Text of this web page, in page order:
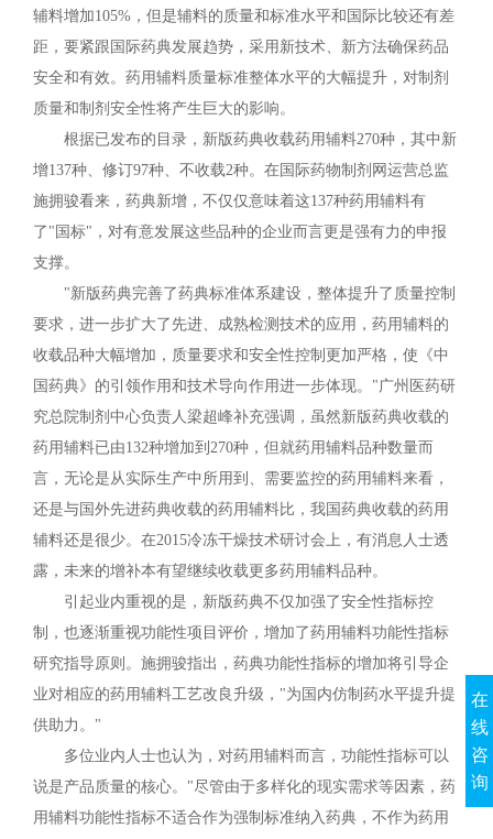
辅料增加105%，但是辅料的质量和标准水平和国际比较还有差
距，要紧跟国际药典发展趋势，采用新技术、新方法确保药品
安全和有效。药用辅料质量标准整体水平的大幅提升，对制剂
质量和制剂安全性将产生巨大的影响。
根据已发布的目录，新版药典收载药用辅料270种，其中新
增137种、修订97种、不收载2种。在国际药物制剂网运营总监
施拥骏看来，药典新增，不仅仅意味着这137种药用辅料有
了"国标"，对有意发展这些品种的企业而言更是强有力的申报
支撑。
"新版药典完善了药典标准体系建设，整体提升了质量控制
要求，进一步扩大了先进、成熟检测技术的应用，药用辅料的
收载品种大幅增加，质量要求和安全性控制更加严格，使《中
国药典》的引领作用和技术导向作用进一步体现。"广州医药研
究总院制剂中心负责人梁超峰补充强调，虽然新版药典收载的
药用辅料已由132种增加到270种，但就药用辅料品种数量而
言，无论是从实际生产中所用到、需要监控的药用辅料来看，
还是与国外先进药典收载的药用辅料比，我国药典收载的药用
辅料还是很少。在2015冷冻干燥技术研讨会上，有消息人士透
露，未来的增补本有望继续收载更多药用辅料品种。
引起业内重视的是，新版药典不仅加强了安全性指标控
制，也逐渐重视功能性项目评价，增加了药用辅料功能性指标
研究指导原则。施拥骏指出，药典功能性指标的增加将引导企
业对相应的药用辅料工艺改良升级，"为国内仿制药水平提升提
供助力。"
多位业内人士也认为，对药用辅料而言，功能性指标可以
说是产品质量的核心。"尽管由于多样化的现实需求等因素，药
用辅料功能性指标不适合作为强制标准纳入药典，不作为药用
在
线
咨
询